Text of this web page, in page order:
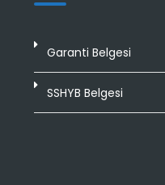
Garanti Belgesi
SSHYB Belgesi